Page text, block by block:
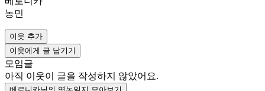
농민
이웃 추가
이웃에게 글 남기기
모임글
아직 이웃이 글을 작성하지 않았어요.